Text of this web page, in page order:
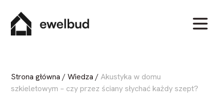
Strona główna /Wiedza /Akustyka w domu
szkieletowym – czy przez ściany słychać każdy szept?